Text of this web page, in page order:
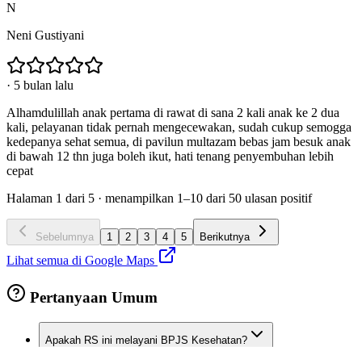
N
Neni Gustiyani
· 5 bulan lalu
Alhamdulillah anak pertama di rawat di sana 2 kali anak ke 2 dua
kali, pelayanan tidak pernah mengecewakan, sudah cukup semogga
kedepanya sehat semua, di pavilun multazam bebas jam besuk anak
di bawah 12 thn juga boleh ikut, hati tenang penyembuhan lebih
cepat
Halaman 1 dari 5 · menampilkan 1–10 dari 50 ulasan positif
Sebelumnya 1 2 3 4 5 Berikutnya
Lihat semua di Google Maps
Pertanyaan Umum
Apakah RS ini melayani BPJS Kesehatan?